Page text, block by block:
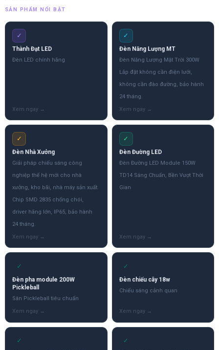
SẢN PHẨM NỔI BẬT
✓
Thành Đạt LED
Đèn LED chính hãng
✓
Đèn Năng Lượng MT
Đèn Năng Lượng Mặt Trời 300W
Lắp đặt không cần điện lưới,
không cần đào đường, bảo hành
24 tháng.
✓
Đèn Nhà Xưởng
Giải pháp chiếu sáng công
nghiệp thế hệ mới cho nhà
xưởng, kho bãi, nhà máy sản xuất.
Chip SMD 2835 chống chói,
driver hãng lớn, IP65, bảo hành
24 tháng.
✓
Đèn Đường LED
Đèn Đường LED Module 150W
TD14 Sáng Chuẩn, Bền Vượt Thời
Gian
✓
Đèn pha module 200W
Pickleball
Sân Pickleball tiêu chuẩn
✓
Đèn chiếu cây 18w
Chiếu sáng cảnh quan
✓ ✓